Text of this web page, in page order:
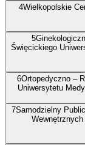
4Wielkopolskie
5
Święcickiego
6Ortopedyczno –
Uniwersytetu
7Samodzielny